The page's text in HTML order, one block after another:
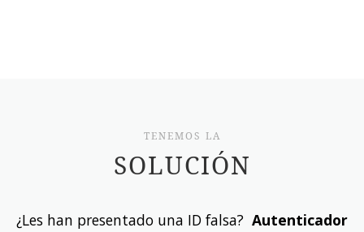
TENEMOS LA
SOLUCIÓN
¿Les han presentado una ID falsa? Autenticador